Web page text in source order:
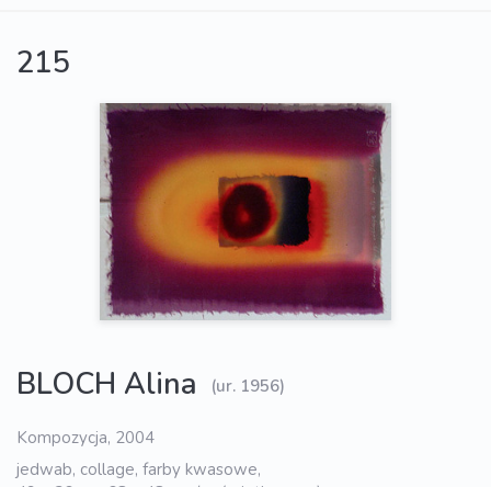
215
BLOCH Alina (ur. 1956)
Kompozycja, 2004
jedwab, collage, farby kwasowe,